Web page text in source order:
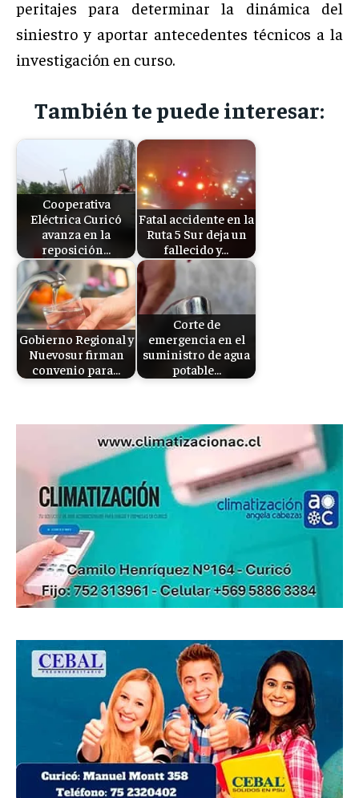
peritajes para determinar la dinámica del
siniestro y aportar antecedentes técnicos a la
investigación en curso.
También te puede interesar:
Cooperativa
Eléctrica Curicó
avanza en la
reposición…
Fatal accidente en la
Ruta 5 Sur deja un
fallecido y…
Gobierno Regional y
Nuevosur firman
convenio para…
Corte de
emergencia en el
suministro de agua
potable…